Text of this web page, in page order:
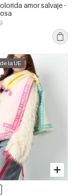
amor salvaje -
la UE